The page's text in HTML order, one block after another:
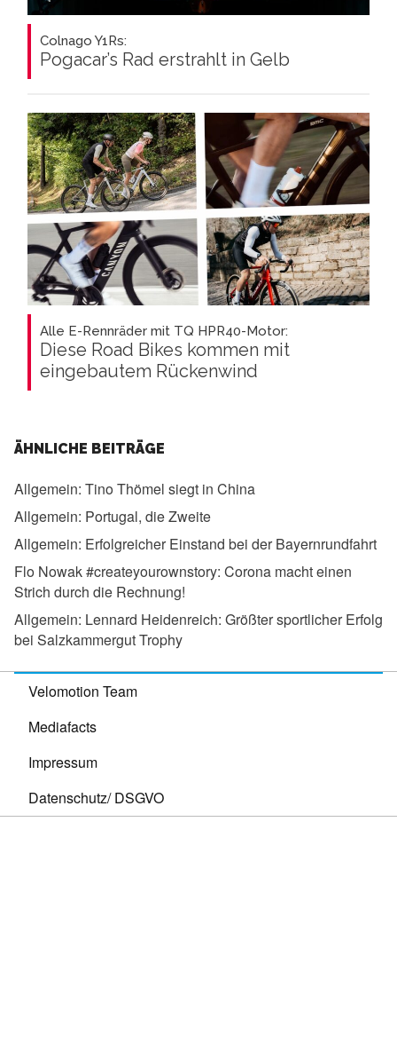
Colnago Y1Rs:
Pogacar’s Rad erstrahlt in Gelb
Alle E-Rennräder mit TQ HPR40-Motor:
Diese Road Bikes kommen mit
eingebautem Rückenwind
ÄHNLICHE BEITRÄGE
Allgemein: Tino Thömel siegt in China
Allgemein: Portugal, die Zweite
Allgemein: Erfolgreicher Einstand bei der Bayernrundfahrt
Flo Nowak #createyourownstory: Corona macht einen
Strich durch die Rechnung!
Allgemein: Lennard Heidenreich: Größter sportlicher Erfolg
bei Salzkammergut Trophy
Velomotion Team
Mediafacts
Impressum
Datenschutz/ DSGVO